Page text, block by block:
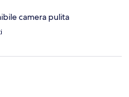
camera pulita